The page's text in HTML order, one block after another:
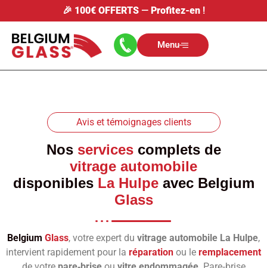
🎉 100€ OFFERTS— Profitez-en!
Menu
Avis et témoignages clients
Nos servicescomplets de
vitrage automobile
disponibles La Hulpeavec Belgium
Glass
Belgium Glass, votre expert du vitrage automobile La Hulpe,
intervient rapidement pour la réparation ou le remplacement